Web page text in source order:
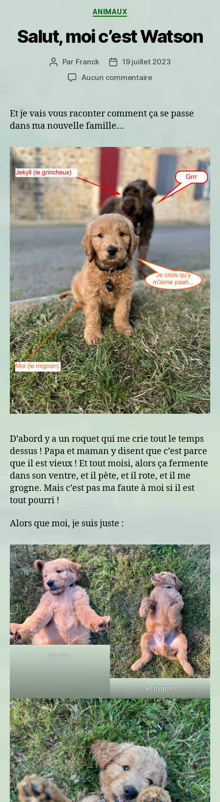
Catégories
ANIMAUX
Salut, moi c’est Watson
Auteur
l’article
Par Franck
Date19 juillet 2023
Aucun commentairesur
Watson
Et je vais vous raconter comment ça se passe
dans ma nouvelle famille…
D’abord y a un roquet qui me crie tout le temps
dessus ! Papa et maman y disent que c’est parce
que il est vieux ! Et tout moisi, alors ça fermente
dans son ventre, et il pète, et il rote, et il me
grogne. Mais c’est pas ma faute à moi si il est
tout pourri !
Alors que moi, je suis juste :
Mignon…
… et mignon…